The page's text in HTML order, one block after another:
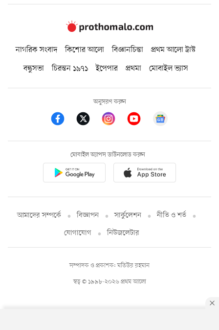
নাগরিক সংবাদ কিশোর আলো বিজ্ঞানচিন্তা
প্রথম আলো ট্রাস্ট
বন্ধুসভা
চিরন্তন ১৯৭১ ইপেপার প্রথমা মোবাইল ভ্যাস
অনুসরণ করুন
মোবাইল অ্যাপস ডাউনলোড করুন
আমাদের সম্পর্কে বিজ্ঞাপন সার্কুলেশন
নীতি ও শর্ত
যোগাযোগ
নিউজলেটার
স্বত্ব © ১৯৯৮-২০২৬ প্রথম আলো
সম্পাদক ও প্রকাশক: মতিউর রহমান